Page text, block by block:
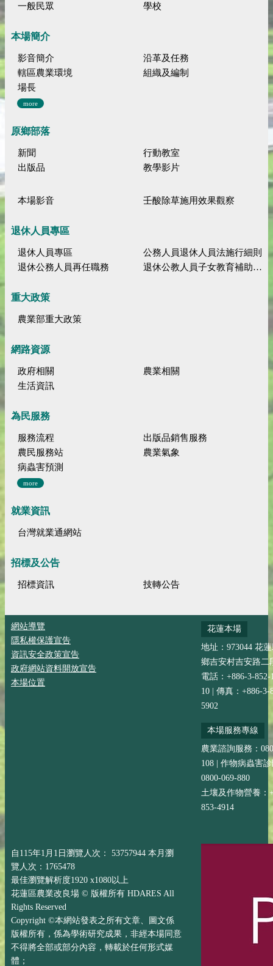
一般民眾
學校
本場簡介
影音簡介
沿革及任務
轄區農業環境
組織及編制
場長
more
原鄉部落
新聞
行動教室
出版品
教學影片
本場影音 壬酸除草施用效果觀察
退休人員專區
退休人員專區
公務人員退休人員法施行細則
退休公務人員再任職務
退休公教人員子女教育補助規定
重大政策
農業部重大政策
網路資源
政府相關
農業相關
生活資訊
為民服務
服務流程
出版品銷售服務
農民服務站
農業氣象
病蟲害預測
more
就業資訊
台灣就業通網站
招標及公告
招標資訊 技轉公告
網站導覽
隱私權保護宣告
資訊安全政策宣告
政府網站資料開放宣告
本場位置
花蓮本場
地址：973044 花
鄉吉安村吉安路二
電話：+886-3-852-
10 | 傳真：+886-3-
5902
本場服務專線
農業諮詢服務：
108 | 作物病蟲害
0800-069-880
土壤及作物營養：
853-4914
自115年1月1日瀏覽人次： 53757944 本月瀏
覽人次：1765478
最佳瀏覽解析度1920 x1080以上
花蓮區農業改良場 © 版權所有 HDARES All
Rights Reserved
Copyright ©本網站發表之所有文章、圖文係
版權所有，係為學術研究成果，非經本場同意
不得將全部或部分內容，轉載於任何形式媒
體；